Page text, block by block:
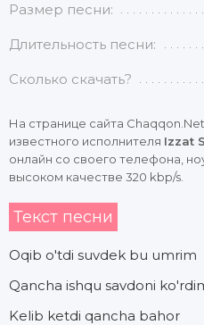
Размер песни:
Длительность песни:
Сколько скачать?
На странице сайта
известного исполнителя Izzat
онлайн со своего телефона,
высоком качестве 320 kbp/s.
Текст песни
Oqib o'tdi suvdek bu umrim
Qancha ishqu savdoni
Kelib ketdi qancha bahor